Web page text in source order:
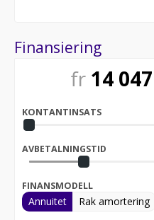
Finansiering
fr 14 047
KONTANTINSATS
AVBETALNINGSTID
FINANSMODELL
Annuitet Rak amortering